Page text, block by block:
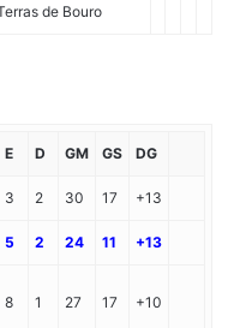
de Bouro
E D GM GS DG
3 2 30 17 +13
5 2 24 11 +13
8 1 27 17 +10